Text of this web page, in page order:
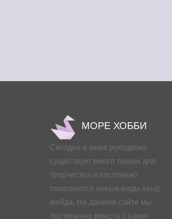
МОРЕ ХОББИ
Сегодня в мире рукоделия
существует много техник для
творчества и постоянно
появляются новые виды хенд-
мейда. На данном сайте мы
постепенно вместе с вами